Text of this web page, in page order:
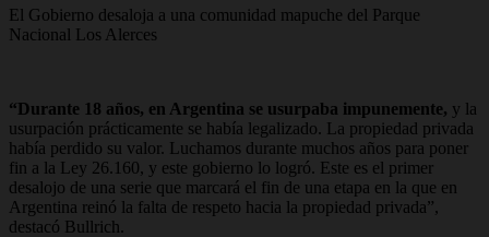
El Gobierno desaloja a una comunidad mapuche del Parque
Nacional Los Alerces
“Durante 18 años, en Argentina se usurpaba impunemente, y la
usurpación prácticamente se había legalizado. La propiedad privada
había perdido su valor. Luchamos durante muchos años para poner
fin a la Ley 26.160, y este gobierno lo logró. Este es el primer
desalojo de una serie que marcará el fin de una etapa en la que en
Argentina reinó la falta de respeto hacia la propiedad privada”,
destacó Bullrich.